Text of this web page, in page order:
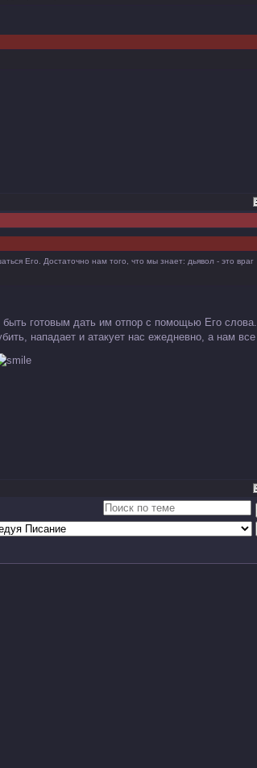
Его. Достаточно нам того, что мы знает: дьявол - это враг
быть готовым дать им отпор с помощью Его слова.
нападает и атакует нас ежедневно, а нам все